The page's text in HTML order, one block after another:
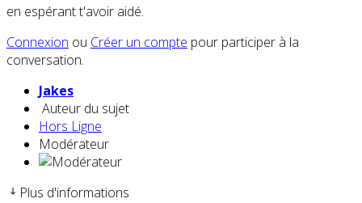
en espérant t'avoir aidé.
Connexion ou Créer un compte pour participer à la
conversation.
Jakes
Auteur du sujet
Hors Ligne
Modérateur
Plus d'informations